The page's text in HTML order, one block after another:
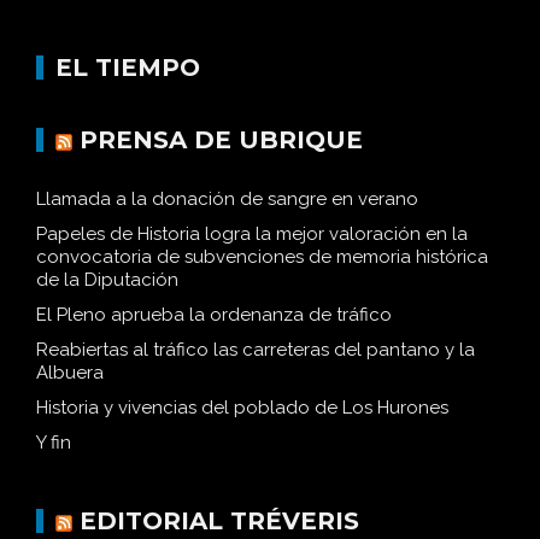
EL TIEMPO
PRENSA DE UBRIQUE
Llamada a la donación de sangre en verano
Papeles de Historia logra la mejor valoración en la
convocatoria de subvenciones de memoria histórica
de la Diputación
El Pleno aprueba la ordenanza de tráfico
Reabiertas al tráfico las carreteras del pantano y la
Albuera
Historia y vivencias del poblado de Los Hurones
Y fin
EDITORIAL TRÉVERIS